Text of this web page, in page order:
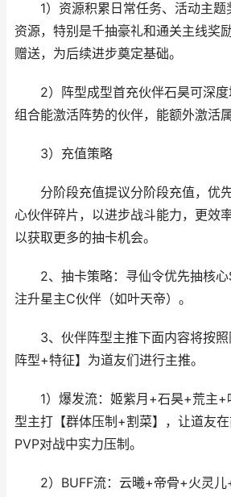
1）资源积累日常任务、活动主
资源，特别是千抽豪礼和通关主线奖
赠送，为后续进步奠定基础。
2）阵型成型首充伙伴石昊可深
组合能激活阵势的伙伴，能额外激活属
3）充值策略
分阶段充值提议分阶段充值，优
心伙伴碎片，以进步战斗能力，更效
以获取更多的抽卡机会。
2、抽卡策略‌：寻仙令优先抽核
注升星主C伙伴（如叶天帝）。
3、伙伴阵型主推下面内容将按
阵型+特征】为道友们进行主推。
1）爆发流‌：姬紫月+石昊+荒主
型主打【群体压制+割菜】，让道友在
PVP对战中实力压制。
2）BUFF流‌：云曦+帝骨+火灵